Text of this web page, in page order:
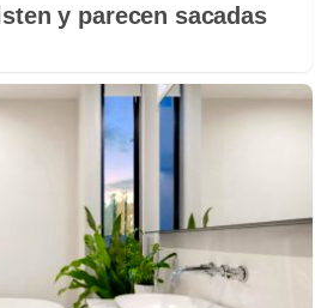
y parecen sacadas